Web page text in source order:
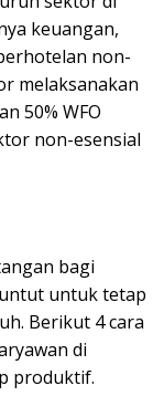
keuangan,
non-
melaksanakan
50% WFO
non-esensial
bagi
untuk tetap
Berikut 4 cara
di
produktif.